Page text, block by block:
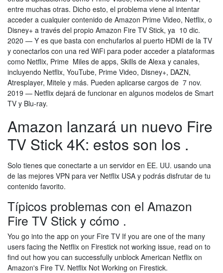
entre muchas otras. Dicho esto, el problema viene al intentar
acceder a cualquier contenido de Amazon Prime Video, Netflix, o
Disney+ a través del propio Amazon Fire TV Stick, ya 10 dic.
2020 — Y es que basta con enchufarlos al puerto HDMI de la TV
y conectarlos con una red WiFi para poder acceder a plataformas
como Netflix, Prime Miles de apps, Skills de Alexa y canales,
incluyendo Netflix, YouTube, Prime Video, Disney+, DAZN,
Atresplayer, Mitele y más. Pueden aplicarse cargos de 7 nov.
2019 — Netflix dejará de funcionar en algunos modelos de Smart
TV y Blu-ray.
Amazon lanzará un nuevo Fire
TV Stick 4K: estos son los .
Solo tienes que conectarte a un servidor en EE. UU. usando una
de las mejores VPN para ver Netflix USA y podrás disfrutar de tu
contenido favorito.
Típicos problemas con el Amazon
Fire TV Stick y cómo .
You go into the app on your Fire TV If you are one of the many
users facing the Netflix on Firestick not working issue, read on to
find out how you can successfully unblock American Netflix on
Amazon's Fire TV. Netflix Not Working on Firestick.